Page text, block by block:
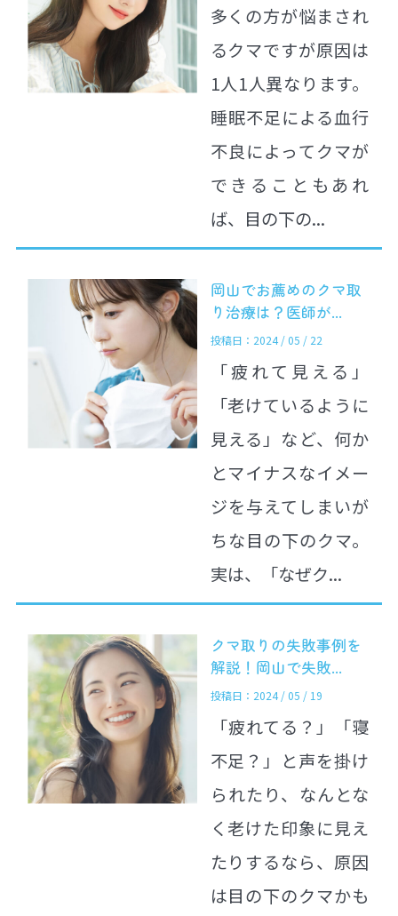
多くの方が悩まされ
るクマですが原因は
1人1人異なります。
睡眠不足による血行
不良によってクマが
できることもあれ
ば、目の下の...
岡山でお薦めのクマ取
り治療は？医師が...
投稿日：2024 / 05 / 22
「疲れて見える」
「老けているように
見える」など、何か
とマイナスなイメー
ジを与えてしまいが
ちな目の下のクマ。
実は、「なぜク...
クマ取りの失敗事例を
解説！岡山で失敗...
投稿日：2024 / 05 / 19
「疲れてる？」「寝
不足？」と声を掛け
られたり、なんとな
く老けた印象に見え
たりするなら、原因
は目の下のクマかも